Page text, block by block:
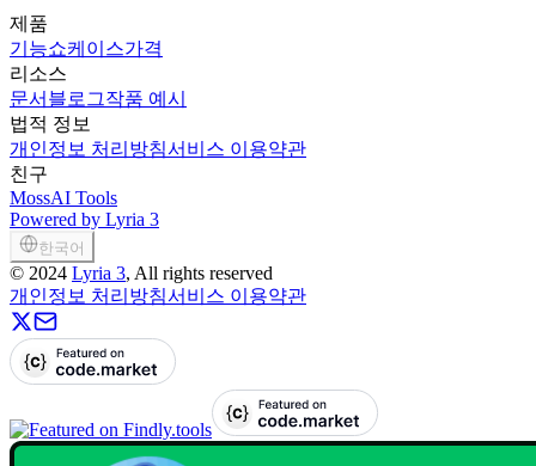
제품
기능쇼케이스가격
리소스
문서 블로그작품 예시
법적 정보
개인정보 처리방침서비스 이용약관
친구
MossAI Tools
Powered by Lyria 3
한국어
© 2024 Lyria 3, All rights reserved
개인정보 처리방침서비스 이용약관